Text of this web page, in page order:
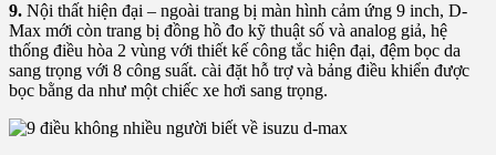
9. Nội thất hiện đại – ngoài trang bị màn hình cảm ứng 9 inch, D-
Max mới còn trang bị đồng hồ đo kỹ thuật số và analog giả, hệ
thống điều hòa 2 vùng với thiết kế công tắc hiện đại, đệm bọc da
sang trọng với 8 công suất. cài đặt hỗ trợ và bảng điều khiển được
bọc bằng da như một chiếc xe hơi sang trọng.